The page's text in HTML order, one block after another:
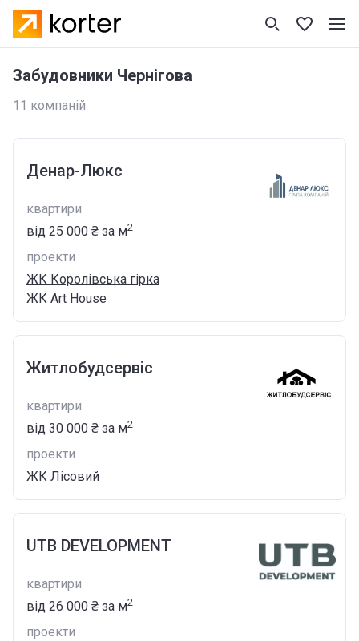
Забудовники Чернігова
11 компаній
Денар-Люкс
квартири
від ‍25 000 ₴ за м2
проекти
ЖК Королівська гірка
ЖК Art House
Житлобудсервіс
квартири
від ‍30 000 ₴ за м2
проекти
ЖК Лісовий
UTB DEVELOPMENT
квартири
від ‍26 000 ₴ за м2
проекти